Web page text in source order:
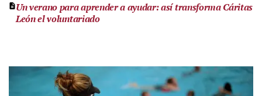
Un verano para aprender a ayudar: así transforma Cáritas
León el voluntariado